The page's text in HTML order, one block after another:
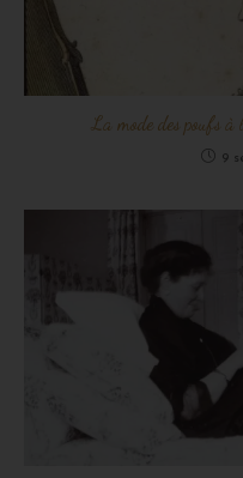
La mode des poufs
9